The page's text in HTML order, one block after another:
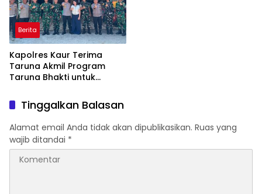
Berita
Kapolres Kaur Terima
Taruna Akmil Program
Taruna Bhakti untuk
Rakyat Kabupaten Kaur
Tinggalkan Balasan
Alamat email Anda tidak akan dipublikasikan. Ruas yang
wajib ditandai *